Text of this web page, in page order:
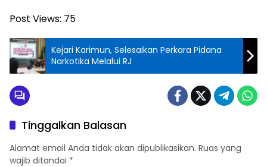
Post Views: 75
Kejari Karimun, Selesaikan Perkara Pidana
Narkotika Melalui RJ
Tinggalkan Balasan
Alamat email Anda tidak akan dipublikasikan. Ruas yang
wajib ditandai *